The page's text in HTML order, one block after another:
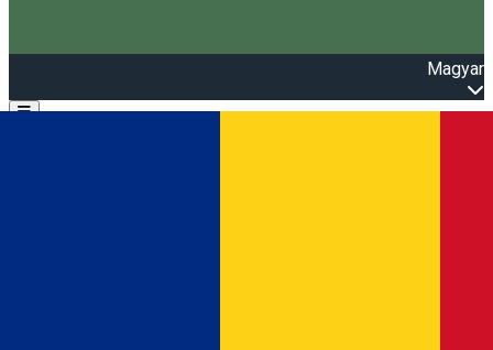
Magyar
Open main menu